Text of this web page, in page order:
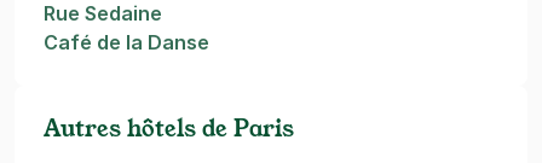
Rue Sedaine
Café de la Danse
Autres hôtels de Paris